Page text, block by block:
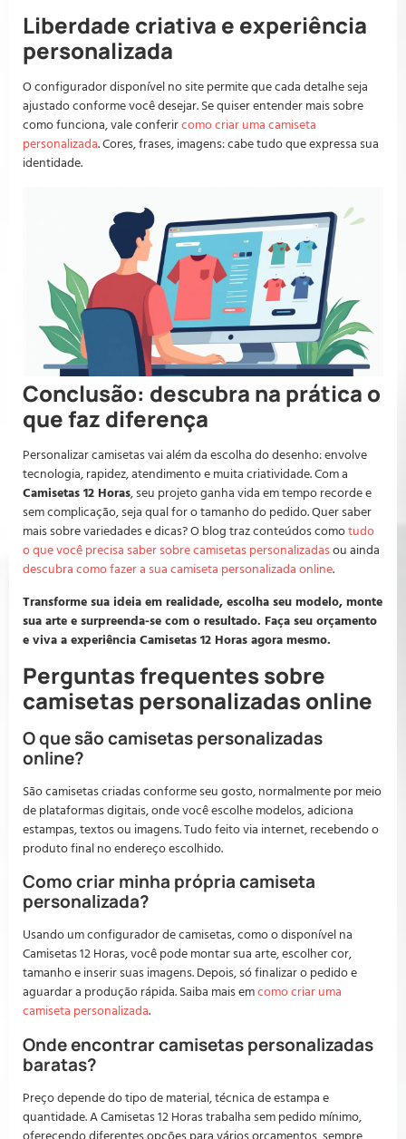
Liberdade criativa e experiência
personalizada
O configurador disponível no site permite que cada detalhe seja
ajustado conforme você desejar. Se quiser entender mais sobre
como funciona, vale conferircomo criar uma camiseta
personalizada. Cores, frases, imagens: cabe tudo que expressa sua
identidade.
Conclusão: descubra na prática o
que faz diferença
Personalizar camisetas vai além da escolha do desenho: envolve
tecnologia, rapidez, atendimento e muita criatividade. Com a
Camisetas 12 Horas, seu projeto ganha vida em tempo recorde e
sem complicação, seja qual for o tamanho do pedido. Quer saber
mais sobre variedades e dicas? O blog traz conteúdos comotudo
o que você precisa saber sobre camisetas personalizadasou ainda
descubra como fazer a sua camiseta personalizada online.
Transforme sua ideia em realidade, escolha seu modelo, monte
sua arte e surpreenda-se com o resultado. Faça seu orçamento
e viva a experiência Camisetas 12 Horas agora mesmo.
Perguntas frequentes sobre
camisetas personalizadas online
O que são camisetas personalizadas
online?
São camisetas criadas conforme seu gosto, normalmente por meio
de plataformas digitais, onde você escolhe modelos, adiciona
estampas, textos ou imagens. Tudo feito via internet, recebendo o
produto final no endereço escolhido.
Como criar minha própria camiseta
personalizada?
Usando um configurador de camisetas, como o disponível na
Camisetas 12 Horas, você pode montar sua arte, escolher cor,
tamanho e inserir suas imagens. Depois, só finalizar o pedido e
aguardar a produção rápida. Saiba mais emcomo criar uma
camiseta personalizada.
Onde encontrar camisetas personalizadas
baratas?
Preço depende do tipo de material, técnica de estampa e
quantidade. A Camisetas 12 Horas trabalha sem pedido mínimo,